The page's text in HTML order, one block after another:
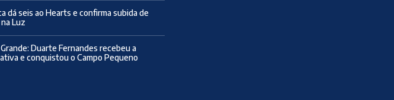
dá seis ao Hearts e confirma subida de
Luz
Duarte Fernandes recebeu a
e conquistou o Campo Pequeno